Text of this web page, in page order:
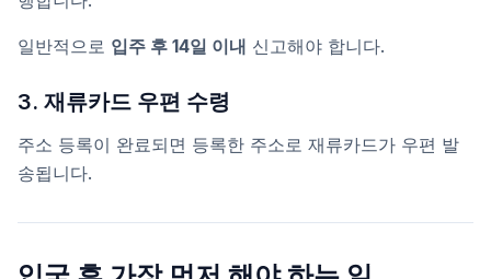
일반적으로 입주 후 14일 이내 신고해야 합니다.
3. 재류카드 우편 수령
주소 등록이 완료되면 등록한 주소로 재류카드가 우편 발
송됩니다.